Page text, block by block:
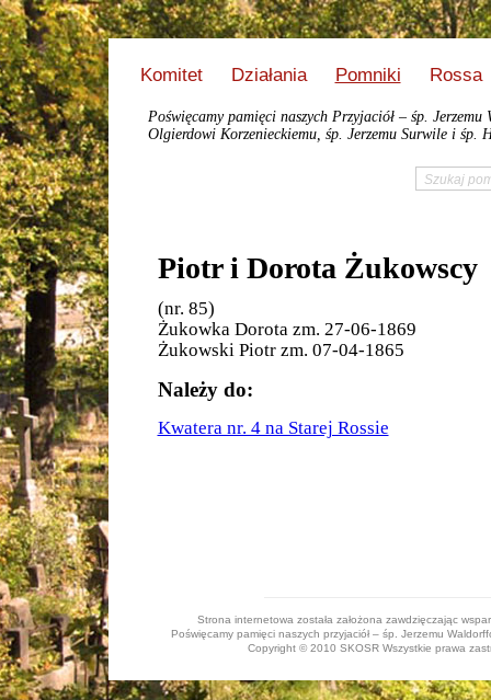
Komitet Działania Pomniki Rossa
Poświęcamy pamięci naszych Przyjaciół – śp.
Olgierdowi Korzenieckiemu, śp. Jerzemu Surwile i śp.
Piotr i Dorota Żukowscy
(nr. 85)
Żukowka Dorota zm. 27-06-1869
Żukowski Piotr zm. 07-04-1865
Należy do:
Kwatera nr. 4 na Starej Rossie
Strona internetowa została założona zawdzięczając
Poświęcamy pamięci naszych przyjaciół – śp. Jerzemu
Copyright © 2010 SKOSR Wszystkie prawa